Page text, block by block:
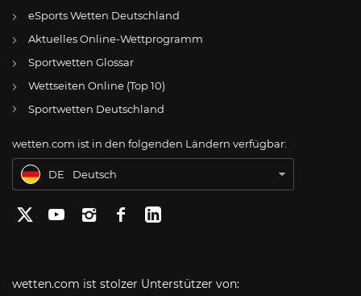
eSports Wetten Deutschland
Aktuelles Online-Wettprogramm
Sportwetten Glossar
Wettseiten Online (Top 10)
Sportwetten Deutschland
wetten.com ist in den folgenden Ländern verfügbar:
AT Online Wetten Österreich
CH Online Glücksspiel Schweiz
Apostas Online no Brasil
DE
Deutsch
wetten.com ist stolzer Unterstützer von: